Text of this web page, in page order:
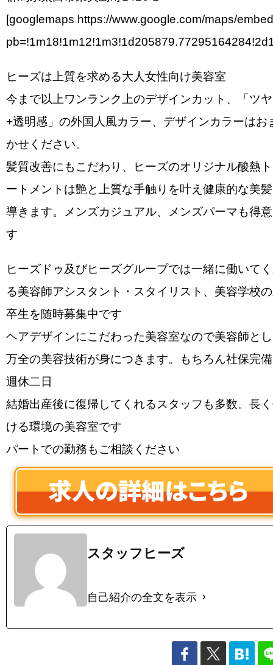
[googlemaps https://www.google.com/maps/
ヒーズは上質を求める大人女性向け美容室
今まで以上ワンランク上のデザインカット、「ツヤ
+透明感」の外国人風カラー、デザインカラーはお
かせください。
髪質改善にもこだわり、ヒーズのオリジナル酸熱
ートメントは艶と上質な手触りを叶え健康的な美
導きます。メンズカジュアル、メンズパーマも得
す
ヒーズドゥ及びヒーズグループでは一緒に働いて
る美容師アシスタント・スタイリスト、美容学校
卒生を随時募集中です
ヘアデザインにこだわった美容室なので美容師と
万全の美容技術が身につきます。もちろん社保完
週休二日
結婚出産後に復帰してくれるスタッフも多数。長
ける環境の美容室です
パートでの勤務もご相談ください
スタッフヒーズ
自己紹介の全文を表示